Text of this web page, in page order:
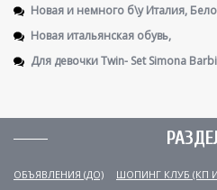
Новая и немного б\у Италия,
Новая итальянская обувь,
Для девочки Twin- Set Simona
ОБЪЯВЛЕНИЯ (ДО) ШОПИНГ КЛУБ (КП